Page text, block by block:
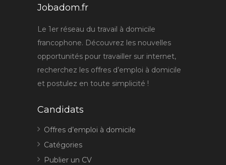
Jobadom.fr
Le 1er réseau du travail à domicile
francophone. Découvrez les nouvelles
opportunités pour travailler sur internet,
recherchez les offres d’emploi à domicile
et postulez en toute simplicité !
Candidats
Offres d’emploi à domicile
Catégories
Publier un CV